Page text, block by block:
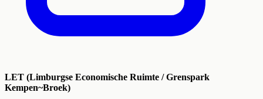
LET (Limburgse Economische Ruimte / Grenspark
Kempen~Broek)